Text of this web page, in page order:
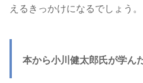
えるきっかけになるでしょう。
本から小川健太郎氏が学ん